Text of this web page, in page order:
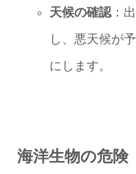
天候の確認：
し、悪天候が
にします。
海洋生物の危険